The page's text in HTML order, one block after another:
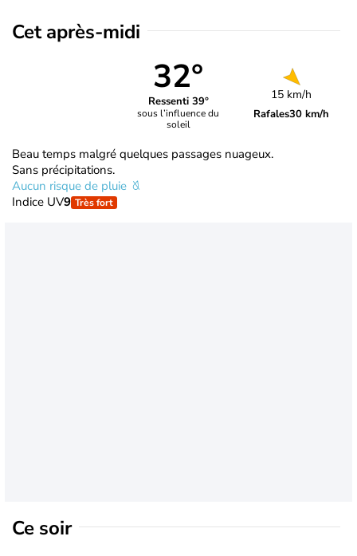
Cet après-midi
32°
Ressenti 39°
sous l’influence du
soleil
15 km/h
Rafales30 km/h
Beau temps malgré quelques passages nuageux.
Sans précipitations.
Aucun risque de pluie
Indice UV9 Très fort
Ce soir